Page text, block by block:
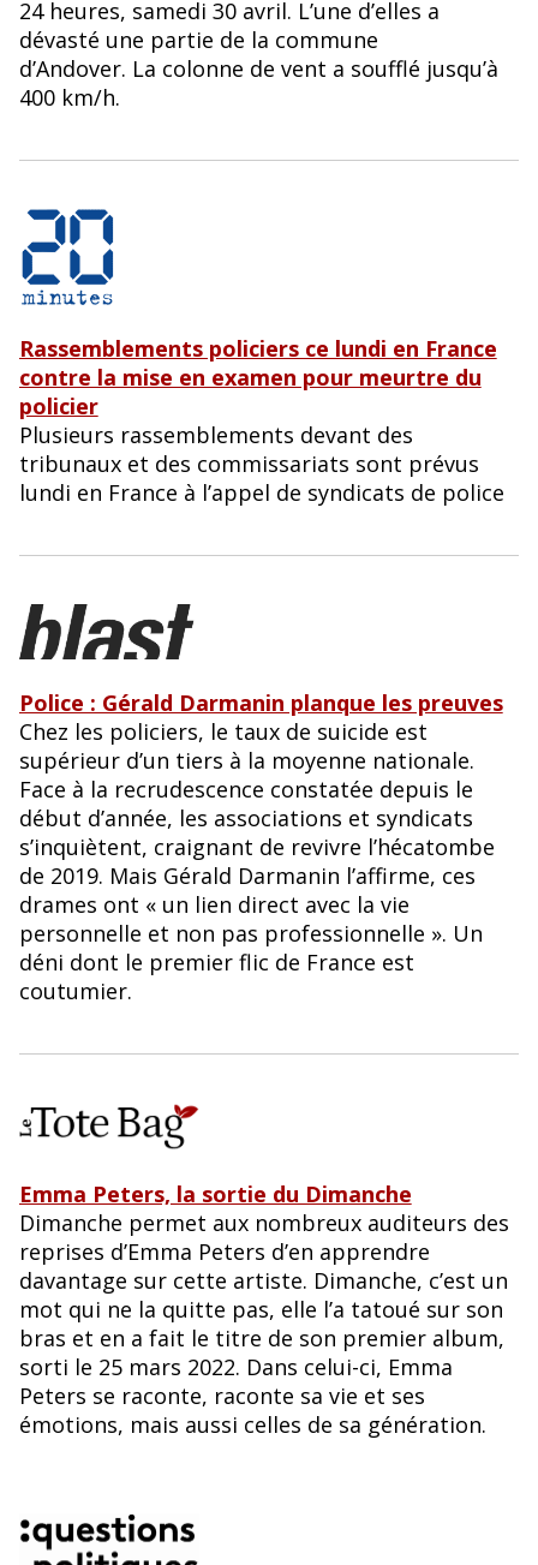
24 heures, samedi 30 avril. L’une d’elles a
dévasté une partie de la commune
d’Andover. La colonne de vent a soufflé jusqu’à
400 km/h.
Rassemblements policiers ce lundi en France
contre la mise en examen pour meurtre du
policier
Plusieurs rassemblements devant des
tribunaux et des commissariats sont prévus
lundi en France à l’appel de syndicats de police
Police : Gérald Darmanin planque les preuves
Chez les policiers, le taux de suicide est
supérieur d’un tiers à la moyenne nationale.
Face à la recrudescence constatée depuis le
début d’année, les associations et syndicats
s’inquiètent, craignant de revivre l’hécatombe
de 2019. Mais Gérald Darmanin l’affirme, ces
drames ont « un lien direct avec la vie
personnelle et non pas professionnelle ». Un
déni dont le premier flic de France est
coutumier.
Emma Peters, la sortie du Dimanche
Dimanche permet aux nombreux auditeurs des
reprises d’Emma Peters d’en apprendre
davantage sur cette artiste. Dimanche, c’est un
mot qui ne la quitte pas, elle l’a tatoué sur son
bras et en a fait le titre de son premier album,
sorti le 25 mars 2022. Dans celui-ci, Emma
Peters se raconte, raconte sa vie et ses
émotions, mais aussi celles de sa génération.